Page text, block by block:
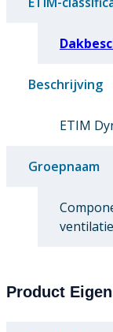
Beschrijving
ETIM
Groepnaam
Product